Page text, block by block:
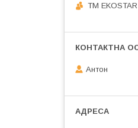
ТМ EKOSTAR
Антон